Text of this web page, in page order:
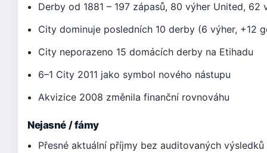
Derby od 1881 – 197 zápasů, 80 výher United, 62
City dominuje posledních 10 derby (6 výher, +12
City neporazeno 15 domácích derby na Etihadu
6–1 City 2011 jako symbol nového nástupu
Akvizice 2008 změnila finanční rovnováhu
Nejasné / fámy
Přesné aktuální příjmy bez auditovaných